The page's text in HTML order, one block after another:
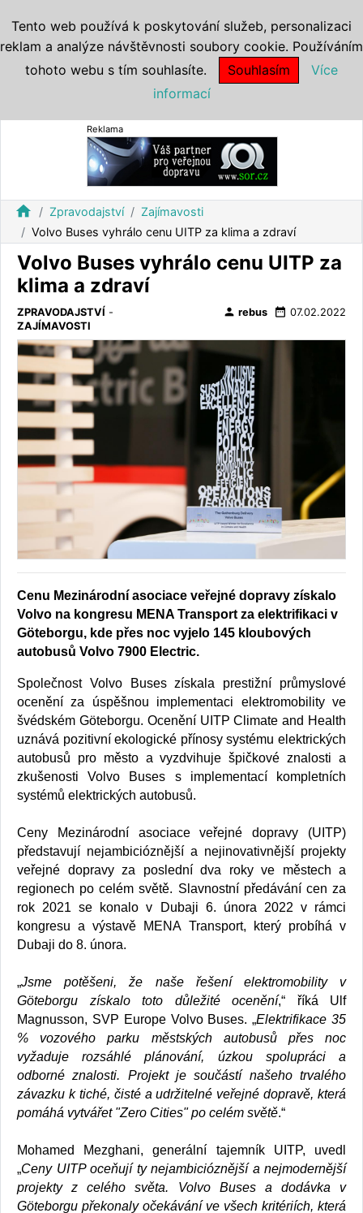
Reklama
home Zpravodajství
Zajímavosti
Volvo Buses vyhrálo cenu UITP za klima a zdraví
Volvo Buses vyhrálo cenu UITP za
klima a zdraví
ZPRAVODAJSTVÍ -
ZAJÍMAVOSTI
person rebus date_range 07.02.2022
Cenu Mezinárodní asociace veřejné dopravy získalo
Volvo na kongresu MENA Transport za elektrifikaci v
Göteborgu, kde přes noc vyjelo 145 kloubových
autobusů Volvo 7900 Electric.
Společnost Volvo Buses získala prestižní průmyslové
ocenění za úspěšnou implementaci elektromobility ve
švédském Göteborgu. Ocenění UITP Climate and Health
uznává pozitivní ekologické přínosy systému elektrických
autobusů pro město a vyzdvihuje špičkové znalosti a
zkušenosti Volvo Buses s implementací kompletních
systémů elektrických autobusů.
Ceny Mezinárodní asociace veřejné dopravy (UITP)
představují nejambicióznější a nejinovativnější projekty
veřejné dopravy za poslední dva roky ve městech a
regionech po celém světě. Slavnostní předávání cen za
rok 2021 se konalo v Dubaji 6. února 2022 v rámci
kongresu a výstavě MENA Transport, který probíhá v
Dubaji do 8. února.
„Jsme potěšeni, že naše řešení elektromobility v
Göteborgu získalo toto důležité ocenění,“ říká Ulf
Magnusson, SVP Europe Volvo Buses. „Elektrifikace 35
% vozového parku městských autobusů přes noc
vyžaduje rozsáhlé plánování, úzkou spolupráci a
odborné znalosti. Projekt je součástí našeho trvalého
závazku k tiché, čisté a udržitelné veřejné dopravě, která
pomáhá vytvářet "Zero Cities" po celém světě.“
Mohamed Mezghani, generální tajemník UITP, uvedl
„Ceny UITP oceňují ty nejambicióznější a nejmodernější
projekty z celého světa. Volvo Buses a dodávka v
Göteborgu překonaly očekávání ve všech kritériích, která
Tento web používá k poskytování služeb, personalizaci
reklam a analýze návštěvnosti soubory cookie. Používáním
tohoto webu s tím souhlasíte.
Souhlasím
Více
informací